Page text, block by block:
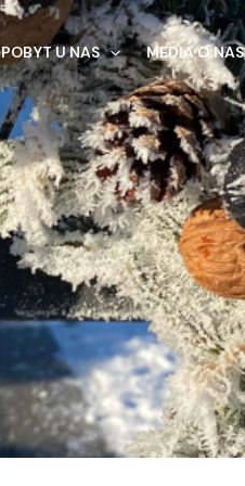
POBYT U NAS MEDIA O NAS